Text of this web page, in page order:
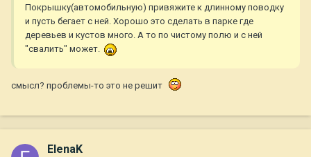
Покрышку(автомобильную) привяжите к длинному поводку
и пусть бегает с ней. Хорошо это сделать в парке где
деревьев и кустов много. А то по чистому полю и с ней
"свалить" может.
смысл? проблемы-то это не решит
ElenaK